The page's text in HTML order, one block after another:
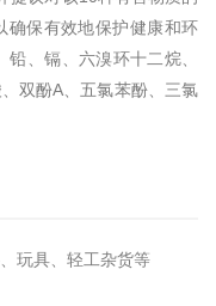
确保有效地保护健康和环
、镉、六溴环十二烷、
双酚A、五氯苯酚、三氯
玩具、轻工杂货等